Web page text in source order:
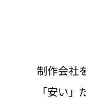
制作会社
「安い